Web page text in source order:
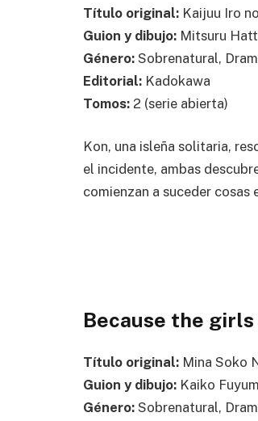
Título original: Kaijuu Iro
Guion y dibujo: Mitsuru
Género: Sobrenatural,
Editorial: Kadokawa
Tomos: 2 (serie abierta)
Kon, una isleña solitaria,
el incidente, ambas
comienzan a suceder cosas
Because the
Título original: Mina Soko
Guion y dibujo: Kaiko
Género: Sobrenatural,